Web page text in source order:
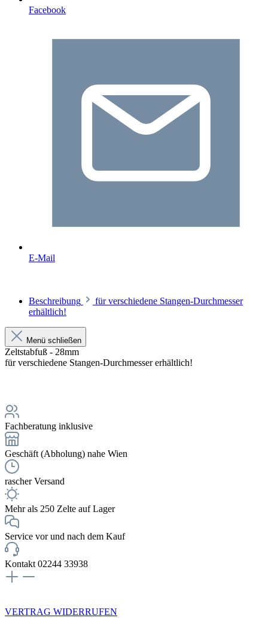
Facebook
E-Mail
Beschreibung
für verschiedene Stangen-Durchmesser
erhältlich!
Menü schließen
Zeltstabfuß - 28mm
für verschiedene Stangen-Durchmesser erhältlich!
Fachberatung inklusive
Geschäft (Abholung) nahe Wien
rascher Versand
Mehr als 250 Zelte auf Lager
Service vor und nach dem Kauf
Kontakt 02244 33938
VERTRAG WIDERRUFEN